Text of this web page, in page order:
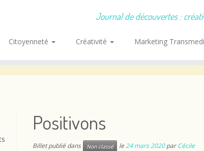
Journal de découvertes :
Citoyenneté Créativité Marketing
Positivons
Billet publié dans Non classé le24 mars 2020 parCécile